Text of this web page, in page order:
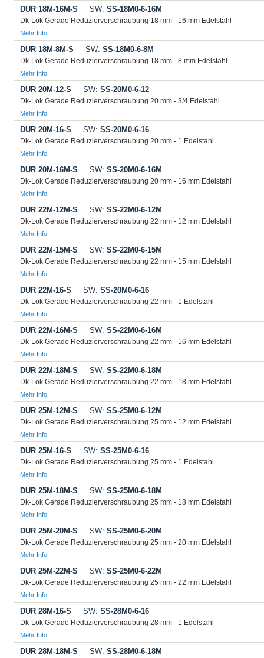
DUR 18M-16M-S SW: SS-18M0-6-16M
Dk-Lok Gerade Reduzierverschraubung 18 mm - 16 mm Edelstahl
Mehr Info
DUR 18M-8M-S SW: SS-18M0-6-8M
Dk-Lok Gerade Reduzierverschraubung 18 mm - 8 mm Edelstahl
Mehr Info
DUR 20M-12-S SW: SS-20M0-6-12
Dk-Lok Gerade Reduzierverschraubung 20 mm - 3/4 Edelstahl
Mehr Info
DUR 20M-16-S SW: SS-20M0-6-16
Dk-Lok Gerade Reduzierverschraubung 20 mm - 1 Edelstahl
Mehr Info
DUR 20M-16M-S SW: SS-20M0-6-16M
Dk-Lok Gerade Reduzierverschraubung 20 mm - 16 mm Edelstahl
Mehr Info
DUR 22M-12M-S SW: SS-22M0-6-12M
Dk-Lok Gerade Reduzierverschraubung 22 mm - 12 mm Edelstahl
Mehr Info
DUR 22M-15M-S SW: SS-22M0-6-15M
Dk-Lok Gerade Reduzierverschraubung 22 mm - 15 mm Edelstahl
Mehr Info
DUR 22M-16-S SW: SS-20M0-6-16
Dk-Lok Gerade Reduzierverschraubung 22 mm - 1 Edelstahl
Mehr Info
DUR 22M-16M-S SW: SS-22M0-6-16M
Dk-Lok Gerade Reduzierverschraubung 22 mm - 16 mm Edelstahl
Mehr Info
DUR 22M-18M-S SW: SS-22M0-6-18M
Dk-Lok Gerade Reduzierverschraubung 22 mm - 18 mm Edelstahl
Mehr Info
DUR 25M-12M-S SW: SS-25M0-6-12M
Dk-Lok Gerade Reduzierverschraubung 25 mm - 12 mm Edelstahl
Mehr Info
DUR 25M-16-S SW: SS-25M0-6-16
Dk-Lok Gerade Reduzierverschraubung 25 mm - 1 Edelstahl
Mehr Info
DUR 25M-18M-S SW: SS-25M0-6-18M
Dk-Lok Gerade Reduzierverschraubung 25 mm - 18 mm Edelstahl
Mehr Info
DUR 25M-20M-S SW: SS-25M0-6-20M
Dk-Lok Gerade Reduzierverschraubung 25 mm - 20 mm Edelstahl
Mehr Info
DUR 25M-22M-S SW: SS-25M0-6-22M
Dk-Lok Gerade Reduzierverschraubung 25 mm - 22 mm Edelstahl
Mehr Info
DUR 28M-16-S SW: SS-28M0-6-16
Dk-Lok Gerade Reduzierverschraubung 28 mm - 1 Edelstahl
Mehr Info
DUR 28M-18M-S SW: SS-28M0-6-18M